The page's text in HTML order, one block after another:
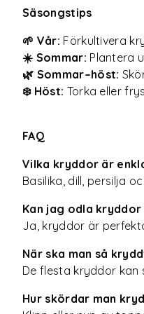
Säsongstips
🌱 Vår: Förkultivera
☀️ Sommar: Plantera
🌿 Sommar–höst:
❄️ Höst: Torka eller
FAQ
Vilka kryddor är
Basilika, dill, persilja
Kan jag odla
Ja, kryddor är
När ska man så
De flesta kryddor kan
Hur skördar man